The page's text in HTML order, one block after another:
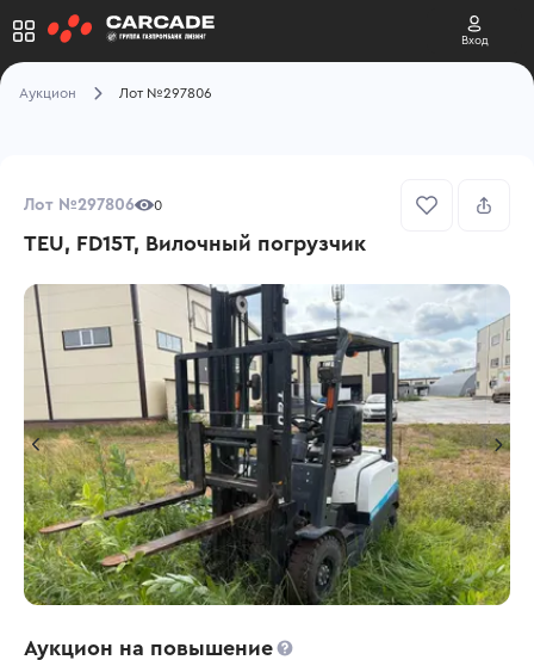
Вход
Аукцион Лот №297806
Лот №297806 0
TEU, FD15T, Вилочный погрузчик
Аукцион на повышение